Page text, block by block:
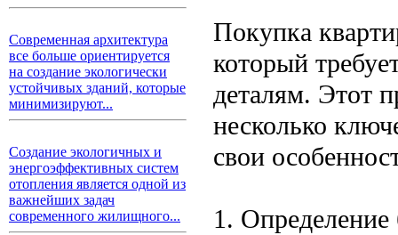
Современная архитектура
все больше ориентируется
на создание экологически
устойчивых зданий, которые
минимизируют...
Создание экологичных и
энергоэффективных систем
отопления является одной из
важнейших задач
современного жилищного...
Покупка
который
деталям. Этот
несколько
свои
1.